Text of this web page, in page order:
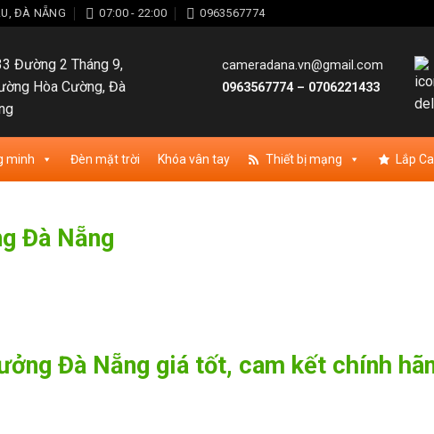
ĐÀ NẴNG 07:00 - 22:00 0963567774
Đường 2 Tháng 9,
Hòa Cường, Đà
cameradana.vn@gmail.com
0963567774– 0706221433
minh Đèn mặt trời Khóa vân tay Thiết bị mạng Lắp
Đà Nẵng
Đà Nẵng giá tốt, cam kết chính